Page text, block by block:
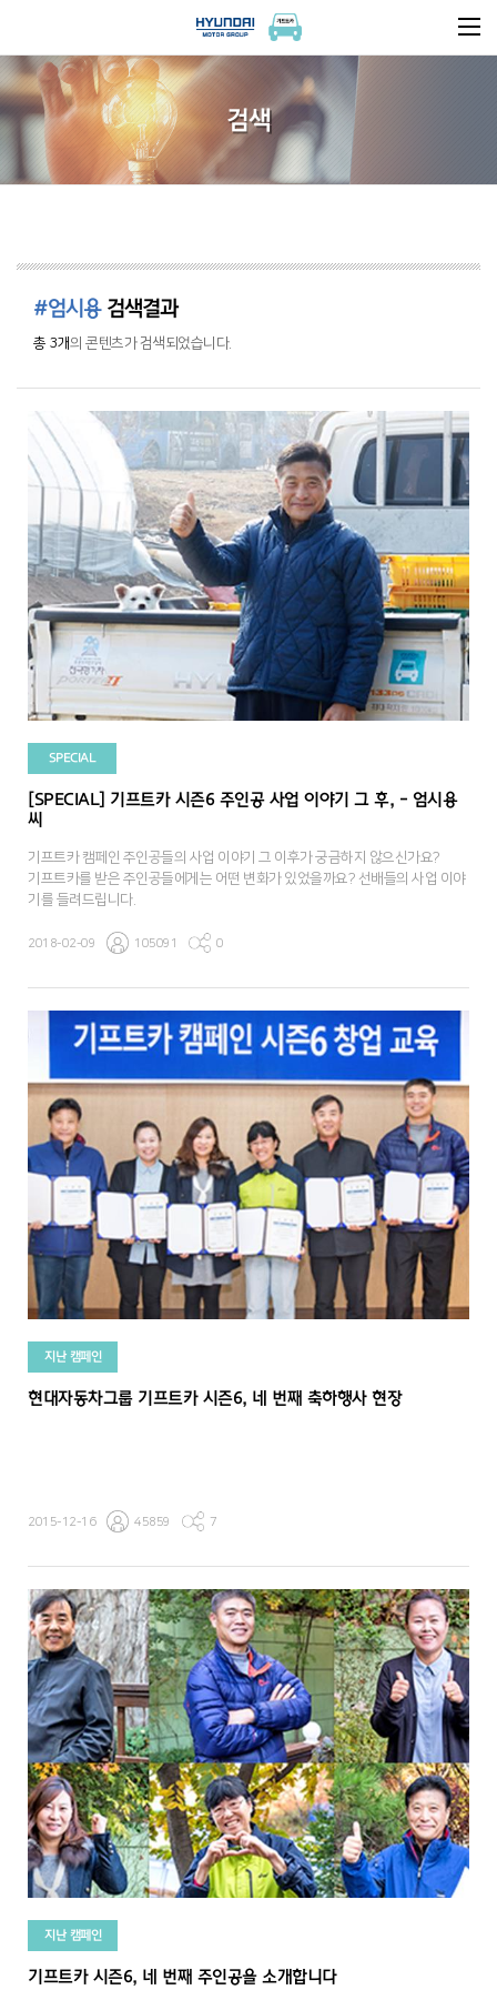
검색
#엄시용검색결과
총 3개의 콘텐츠가 검색되었습니다.
SPECIAL
[SPECIAL] 기프트카 시즌6 주인공 사업 이야기 그 후, - 엄시용
씨
기프트카 캠페인 주인공들의 사업 이야기 그 이후가 궁금하지 않으신가요?
기프트카를 받은 주인공들에게는 어떤 변화가 있었을까요? 선배들의 사업 이야
기를 들려드립니다.
2018-02-09 105091 0
지난 캠페인
현대자동차그룹 기프트카 시즌6, 네 번째 축하행사 현장
2015-12-16 45859 7
지난 캠페인
기프트카 시즌6, 네 번째 주인공을 소개합니다